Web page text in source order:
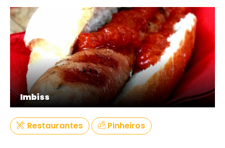
para
o
conteúdo
Imbiss
Restaurantes Pinheiros